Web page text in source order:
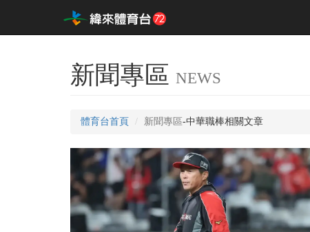
新聞專區 NEWS
體育台首頁 新聞專區-中華職棒相關文章